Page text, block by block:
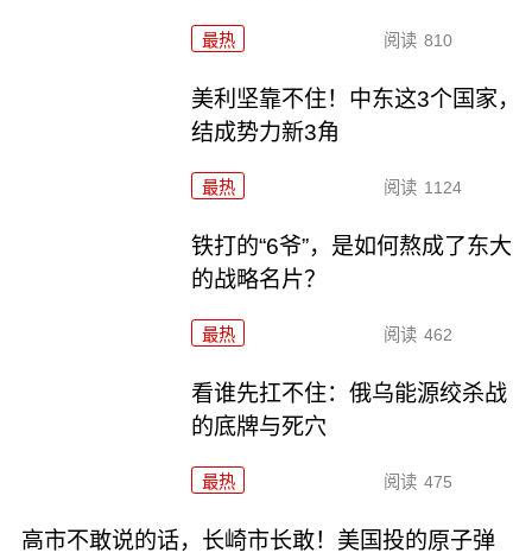
最热 阅读 810
美利坚靠不住！中东这3个国家，
结成势力新3角
最热 阅读 1124
铁打的“6爷”，是如何熬成了东大
的战略名片？
最热 阅读 462
看谁先扛不住：俄乌能源绞杀战
的底牌与死穴
最热 阅读 475
高市不敢说的话，长崎市长敢！美国投的原子弹